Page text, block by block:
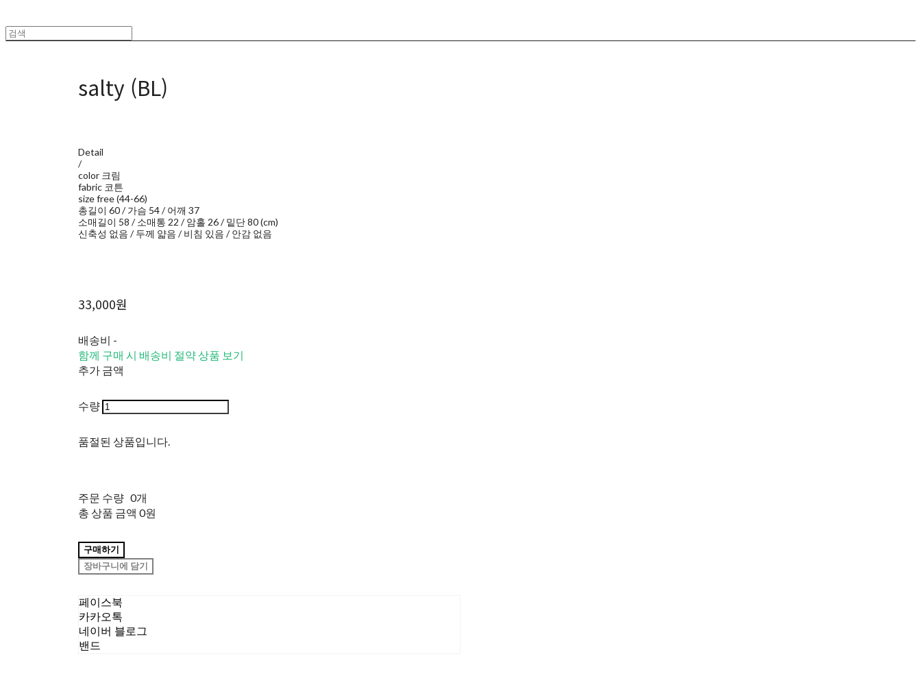
salty (BL)
Detail
/
color 크림
fabric 코튼
size free (44-66)
총길이 60 / 가슴 54 / 어깨 37
소매길이 58 / 소매통 22 / 암홀 26 / 밑단 80 (cm)
신축성 없음 / 두께 얇음 / 비침 있음 / 안감 없음
33,000원
배송비 -
함께 구매 시 배송비 절약 상품 보기
추가 금액
수량
품절된 상품입니다.
주문 수량 0개
총 상품 금액 0원
구매하기
장바구니에 담기
페이스북
카카오톡
네이버 블로그
밴드